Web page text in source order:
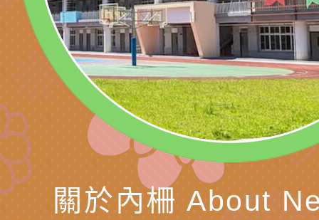
習營」等師生，參訪
「第56屆全國技能競
字稿及LCD託播影（
轉知衛生福利部社會
檢送該部國民健康署
產期高風險孕產婦（
關懷計畫」說明1份
有關社團法人中華民
家長協會(以下稱該
「115年度『視界同
庭支持與分享系列講
場線上座談會」活動
檢送桃園市政府家庭
「小桃家3月課程資
檢送本府新聞處115
安全宣導標語播放表
宣導影像素材
檢送行政院新聞傳
月份公共服務政策溝
檢送桃園市立慈文國
關於內柵 About